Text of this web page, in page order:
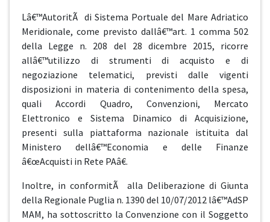
Lâ€™AutoritÃ di Sistema Portuale del Mare Adriatico
Meridionale, come previsto dallâ€™art. 1 comma 502
della Legge n. 208 del 28 dicembre 2015, ricorre
allâ€™utilizzo di strumenti di acquisto e di
negoziazione telematici, previsti dalle vigenti
disposizioni in materia di contenimento della spesa,
quali Accordi Quadro, Convenzioni, Mercato
Elettronico e Sistema Dinamico di Acquisizione,
presenti sulla piattaforma nazionale istituita dal
Ministero dellâ€™Economia e delle Finanze
â€œAcquisti in Rete PAâ€.
Inoltre, in conformitÃ alla Deliberazione di Giunta
della Regionale Puglia n. 1390 del 10/07/2012 lâ€™AdSP
MAM, ha sottoscritto la Convenzione con il Soggetto